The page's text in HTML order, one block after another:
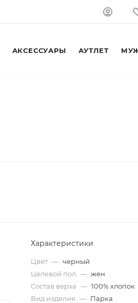
АКСЕССУАРЫ АУТЛЕТ
Характеристики
Цвет — черный
Целевой пол — жен
Состав верха — 100% хлопок
Вид изделия — Парка